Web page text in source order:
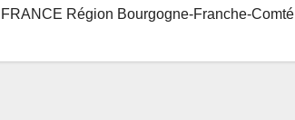
FRANCE Région Bourgogne-Franche-Comté